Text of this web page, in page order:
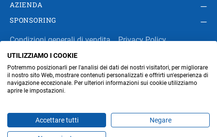
AZIENDA
SPONSORING
Condizioni generali di vendita
Privacy Policy
Impressum
Modifica impostazioni dei cookie
Amministrazione
UTILIZZIAMO I COOKIE
Potremmo posizionarli per l'analisi dei dati dei nostri visitatori, per migliorare
il nostro sito Web, mostrare contenuti personalizzati e offrirti un'esperienza di
navigazione eccezionale. Per ulteriori informazioni sui cookie utilizziamo
aprire le impostazioni.
Accettare tutti Negare